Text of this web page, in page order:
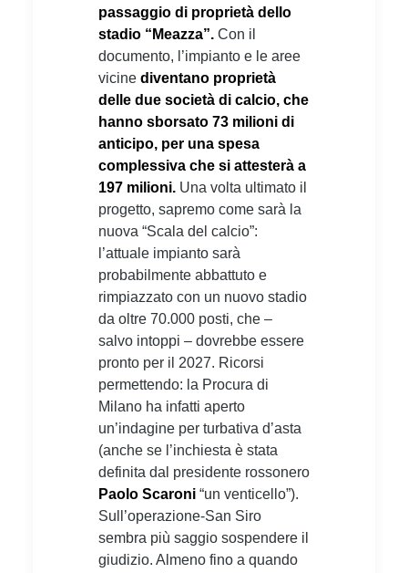
passaggio di proprietà dello
stadio “Meazza”. Con il
documento, l’impianto e le aree
vicine diventano proprietà
delle due società di calcio, che
hanno sborsato 73 milioni di
anticipo, per una spesa
complessiva che si attesterà a
197 milioni. Una volta ultimato il
progetto, sapremo come sarà la
nuova “Scala del calcio”:
l’attuale impianto sarà
probabilmente abbattuto e
rimpiazzato con un nuovo stadio
da oltre 70.000 posti, che –
salvo intoppi – dovrebbe essere
pronto per il 2027. Ricorsi
permettendo: la Procura di
Milano ha infatti aperto
un’indagine per turbativa d’asta
(anche se l’inchiesta è stata
definita dal presidente rossonero
Paolo Scaroni “un venticello”).
Sull’operazione-San Siro
sembra più saggio sospendere il
giudizio. Almeno fino a quando